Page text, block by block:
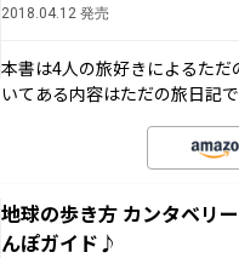
2018.04.12 発売
本書は4人の旅好きによるた
いてある内容はただの旅日記で
地球の歩き方 カンタベリ
んぽガイド♪